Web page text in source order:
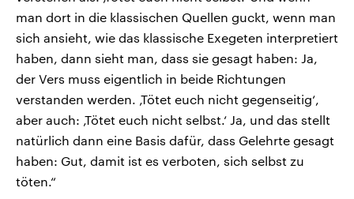
man dort in die klassischen Quellen guckt, wenn man
sich ansieht, wie das klassische Exegeten interpretiert
haben, dann sieht man, dass sie gesagt haben: Ja,
der Vers muss eigentlich in beide Richtungen
verstanden werden. ‚Tötet euch nicht gegenseitig‘,
aber auch: ‚Tötet euch nicht selbst.‘ Ja, und das stellt
natürlich dann eine Basis dafür, dass Gelehrte gesagt
haben: Gut, damit ist es verboten, sich selbst zu
töten.“